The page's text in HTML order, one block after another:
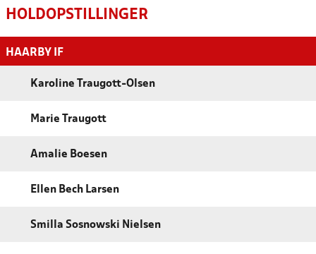
HOLDOPSTILLINGER
HAARBY IF
Karoline Traugott-Olsen
Marie Traugott
Amalie Boesen
Ellen Bech Larsen
Smilla Sosnowski Nielsen